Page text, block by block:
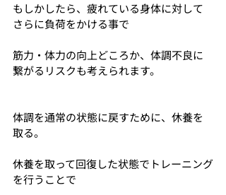
もしかしたら、疲れている身体に対して
さらに負荷をかける事で
筋力・体力の向上どころか、体調不良に
繋がるリスクも考えられます。
体調を通常の状態に戻すために、休養を
取る。
休養を取って回復した状態でトレーニング
を行うことで